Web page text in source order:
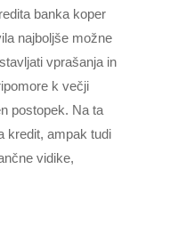
banka koper
najboljše možne
vprašanja in
k večji
postopek. Na ta
kredit, ampak tudi
vidike,